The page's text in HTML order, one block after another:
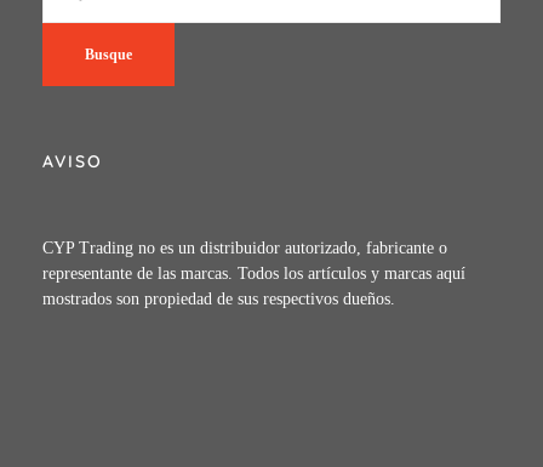
Busque
AVISO
CYP Trading no es un distribuidor autorizado, fabricante o
representante de las marcas. Todos los artículos y marcas aquí
mostrados son propiedad de sus respectivos dueños.